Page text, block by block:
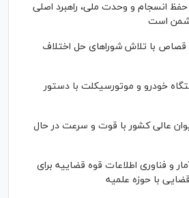
انسجام و وحدت ملی، راهبرد اصلی
دشمن است
به قصاص با تلاش شورا‌های حل اختلاف
۱۷۹ دستگاه خودرو و موتورسیکلت با دستور
عالی کشور با قوت و سرعت در حال
و فناوری اطلاعات قوه قضاییه برای
با حوزه علمیه